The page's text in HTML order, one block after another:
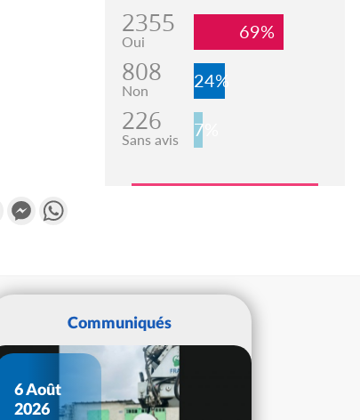
Gmail Messenger
2355
Oui 69%
808
Non 24%
226
Sans avis 7%
Communiqués
6 Août
2026